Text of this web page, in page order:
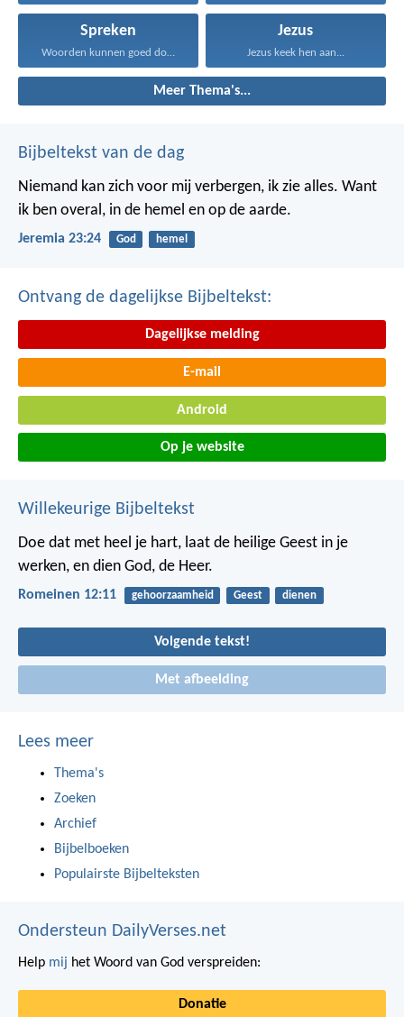
Spreken
Woorden kunnen goed doen...
Jezus
Jezus keek hen aan...
Meer Thema's...
Bijbeltekst van de dag
Niemand kan zich voor mij verbergen, ik zie alles. Want
ik ben overal, in de hemel en op de aarde.
Jeremia 23:24 God hemel
Ontvang de dagelijkse Bijbeltekst:
Dagelijkse melding
E-mail
Android
Op je website
Willekeurige Bijbeltekst
Doe dat met heel je hart, laat de heilige Geest in je
werken, en dien God, de Heer.
Romeinen 12:11 gehoorzaamheid Geest dienen
Volgende tekst!
Met afbeelding
Lees meer
Thema's
Zoeken
Archief
Bijbelboeken
Populairste Bijbelteksten
Ondersteun DailyVerses.net
Help mij het Woord van God verspreiden:
Donatie